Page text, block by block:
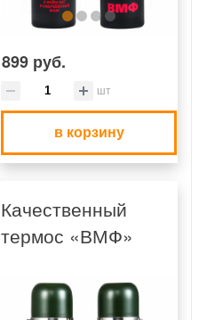
899 руб.
шт
в корзину
Качественный
термос «ВМФ»